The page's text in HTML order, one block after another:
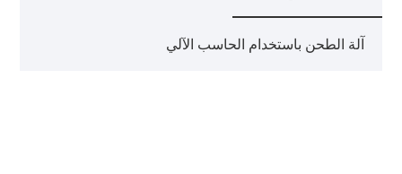
آلة الطحن باستخدام الحاسب الآلي